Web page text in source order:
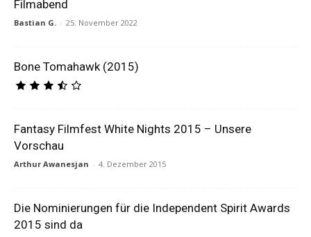
Filmabend
Bastian G. - 25. November 2022
Bone Tomahawk (2015)
Fantasy Filmfest White Nights 2015 – Unsere
Vorschau
Arthur Awanesjan - 4. Dezember 2015
Die Nominierungen für die Independent Spirit Awards
2015 sind da